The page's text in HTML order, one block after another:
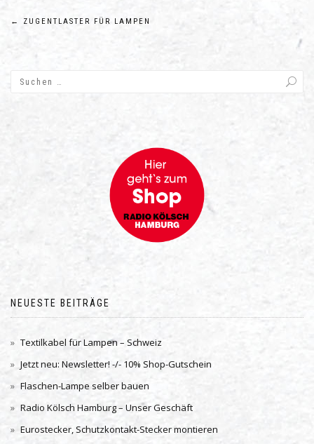
Beitragsnavigation
← ZUGENTLASTER FÜR LAMPEN
NEUESTE BEITRÄGE
Textilkabel für Lampen – Schweiz
Jetzt neu: Newsletter! -/- 10% Shop-Gutschein
Flaschen-Lampe selber bauen
Radio Kölsch Hamburg – Unser Geschäft
Eurostecker, Schutzkontakt-Stecker montieren